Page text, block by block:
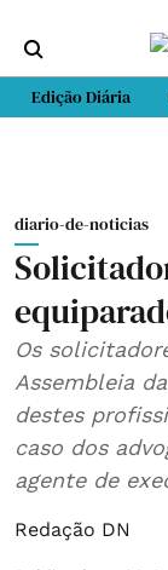
Edição Diária
diario-de-noticias
Os
Assembleia da
destes
caso dos advogados, após o assassínio de um
agente de
Redação DN